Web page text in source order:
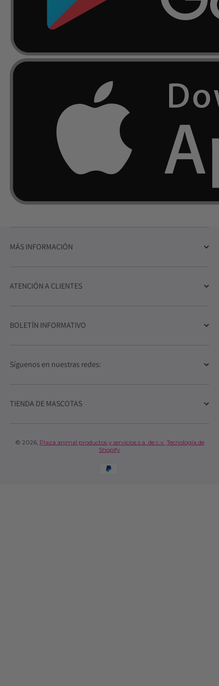
MÁS INFORMACIÓN
ATENCIÓN A CLIENTES
BOLETÍN INFORMATIVO
Síguenos en nuestras redes:
TIENDA DE MASCOTAS
© 2026, Plaza animal productos y servicios s.a. de c.v. Tecnología de
Shopify